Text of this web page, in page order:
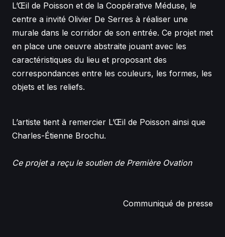
L’Œil de Poisson et de la Coopérative Méduse, le
centre a invité Olivier De Serres à réaliser une
murale dans le corridor de son entrée. Ce projet met
en place une oeuvre abstraite jouant avec les
caractéristiques du lieu et proposant des
correspondances entre les couleurs, les formes, les
objets et les reliefs.
L’artiste tient à remercier L’Œil de Poisson ainsi que
Charles-Étienne Brochu.
Ce projet a reçu le soutien de Première Ovation
Communiqué de presse